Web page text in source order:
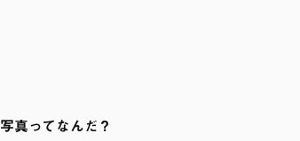
写真ってなんだ？